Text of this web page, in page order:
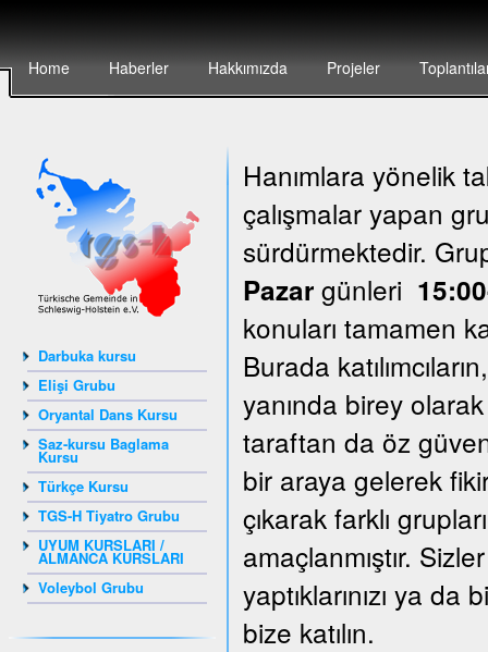
Home Haberler Hakkımızda Projeler
Darbuka kursu
Elişi Grubu
Oryantal Dans Kursu
Saz-kursu Baglama
Kursu
Türkçe Kursu
TGS-H Tiyatro Grubu
UYUM KURSLARI /
ALMANCA KURSLARI
Voleybol Grubu
Hanımlara yönelik
çalışmalar yapan
sürdürmektedir.
Pazargünleri
konuları tamamen
Burada
yanında birey
taraftan da öz
bir araya gelerek
çıkarak farklı
amaçlanmıştır.
yaptıklarınızı ya
bize katılın.